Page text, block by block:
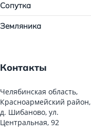
Сопутка
Земляника
Контакты
Челябинская область,
Красноармейский район,
д. Шибаново, ул.
Центральная, 92